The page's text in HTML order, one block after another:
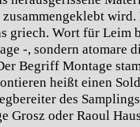
wird.
griech. Wort für Leim
-, sondern atomare
Begriff Montage
heißt einen
des
Grosz oder Raoul